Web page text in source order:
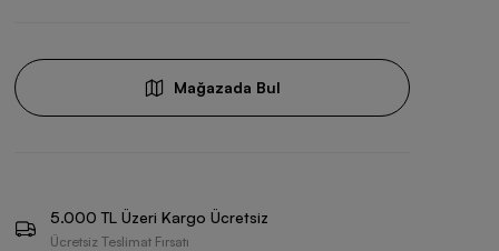
Mağazada Bul
5.000 TL Üzeri Kargo Ücretsiz
Ücretsiz Teslimat Fırsatı